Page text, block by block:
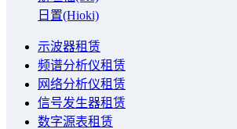
日置(Hioki)
示波器租赁
频谱分析仪租赁
网络分析仪租赁
信号发生器租赁
数字源表租赁